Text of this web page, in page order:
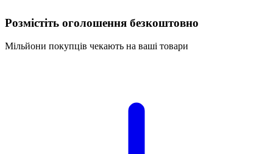
Розмістіть оголошення безкоштовно
Мільйони покупців чекають на ваші товари